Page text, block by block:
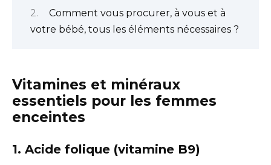
Comment vous procurer, à vous et à
votre bébé, tous les éléments nécessaires ?
Vitamines et minéraux
essentiels pour les femmes
enceintes
1. Acide folique (vitamine B9)